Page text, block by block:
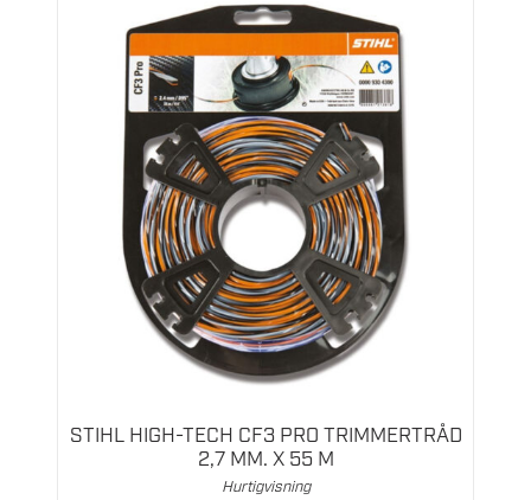
STIHL HIGH-TECH CF3 PRO TRIMMERTRÅD
2,7 MM. X 55 M
Hurtigvisning